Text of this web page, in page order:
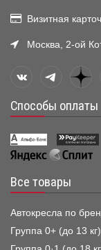
Визитная
Москва, 2-ой
Способы оплаты
Все товары
Автокресла по
Группа 0+ (до 13 кг)